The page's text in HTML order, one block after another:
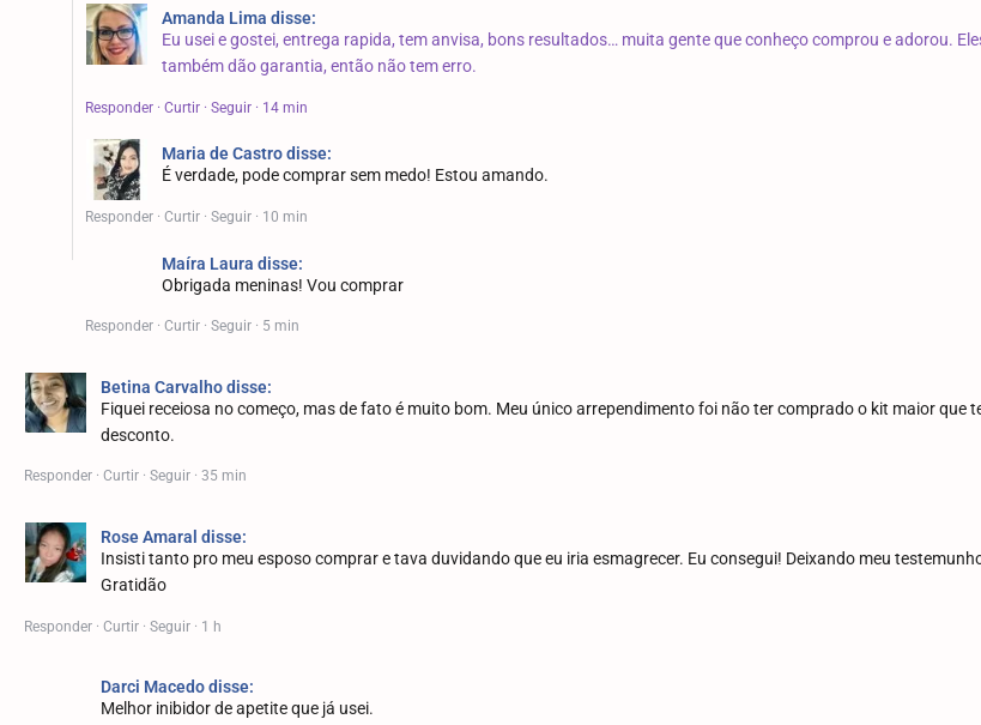
Amanda Lima disse:
Eu usei e gostei, entrega rapida, tem anvisa, bons resultados… muita gente que conheço comprou e adorou.
também dão garantia, então não tem erro.
Responder · Curtir · Seguir · 14 min
Maria de Castrodisse:
É verdade, pode comprar sem medo! Estou amando.
Responder · Curtir · Seguir · 10 min
Maíra Laura disse:
Obrigada meninas! Vou comprar
Responder · Curtir · Seguir · 5 min
Betina Carvalho disse:
Fiquei receiosa no começo, mas de fato é muito bom. Meu único arrependimento foi não ter comprado o kit maior que
desconto.
Responder · Curtir · Seguir · 35 min
Rose Amaral disse:
Insisti tanto pro meu esposo comprar e tava duvidando que eu iria esmagrecer. Eu consegui! Deixando meu
Gratidão
Responder · Curtir · Seguir · 1 h
Darci Macedo disse:
Melhor inibidor de apetite que já usei.